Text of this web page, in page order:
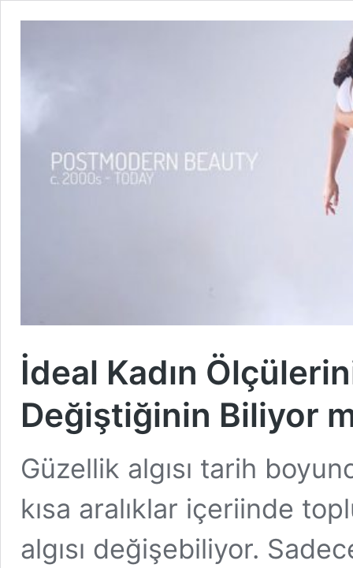
İdeal Kadın
Değiştiğinin Biliyor
Güzellik algısı tarih
kısa aralıklar içeriinde
algısı değişebiliyor.